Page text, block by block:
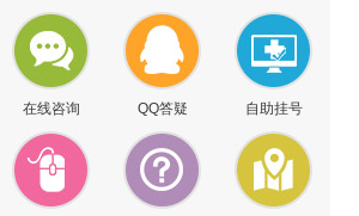
在线咨询 QQ答疑 自助挂号